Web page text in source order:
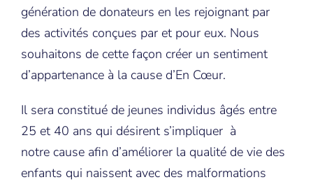
génération de donateurs en les rejoignant par
des activités conçues par et pour eux. Nous
souhaitons de cette façon créer un sentiment
d’appartenance à la cause d’En Cœur.
Il sera constitué de jeunes individus âgés entre
25 et 40 ans qui désirent s’impliquer à
notre cause afin d’améliorer la qualité de vie des
enfants qui naissent avec des malformations